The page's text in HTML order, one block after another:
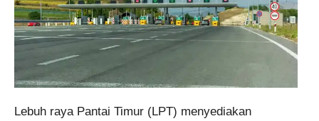
Lebuh raya Pantai Timur (LPT) menyediakan